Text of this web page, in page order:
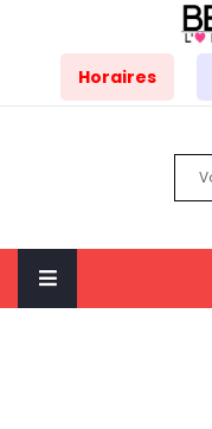
Horaires